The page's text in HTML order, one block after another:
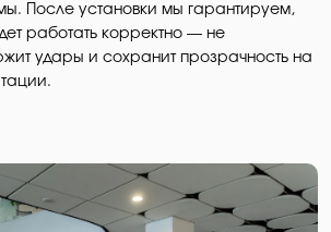
После установки мы гарантируем,
работать корректно — не
удары и сохранит прозрачность на